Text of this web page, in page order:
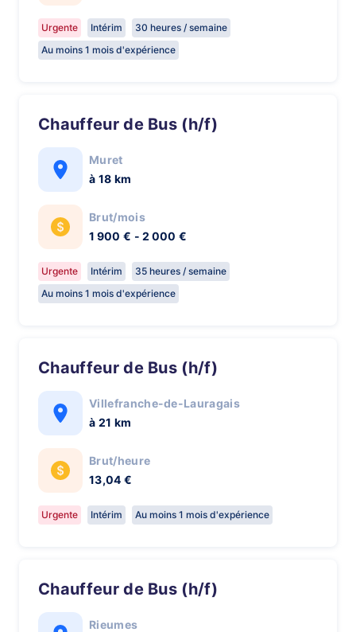
Urgente Intérim
30 heures / semaine
Au moins 1 mois d'expérience
Chauffeur de Bus (h/f)
Muret
à 18 km
Brut/mois
1 900 € - 2 000 €
Urgente Intérim
35 heures / semaine
Au moins 1 mois d'expérience
Chauffeur de Bus (h/f)
Villefranche-de-Lauragais
à 21 km
Brut/heure
13,04 €
Urgente Intérim Au moins 1 mois d'expérience
Chauffeur de Bus (h/f)
Rieumes